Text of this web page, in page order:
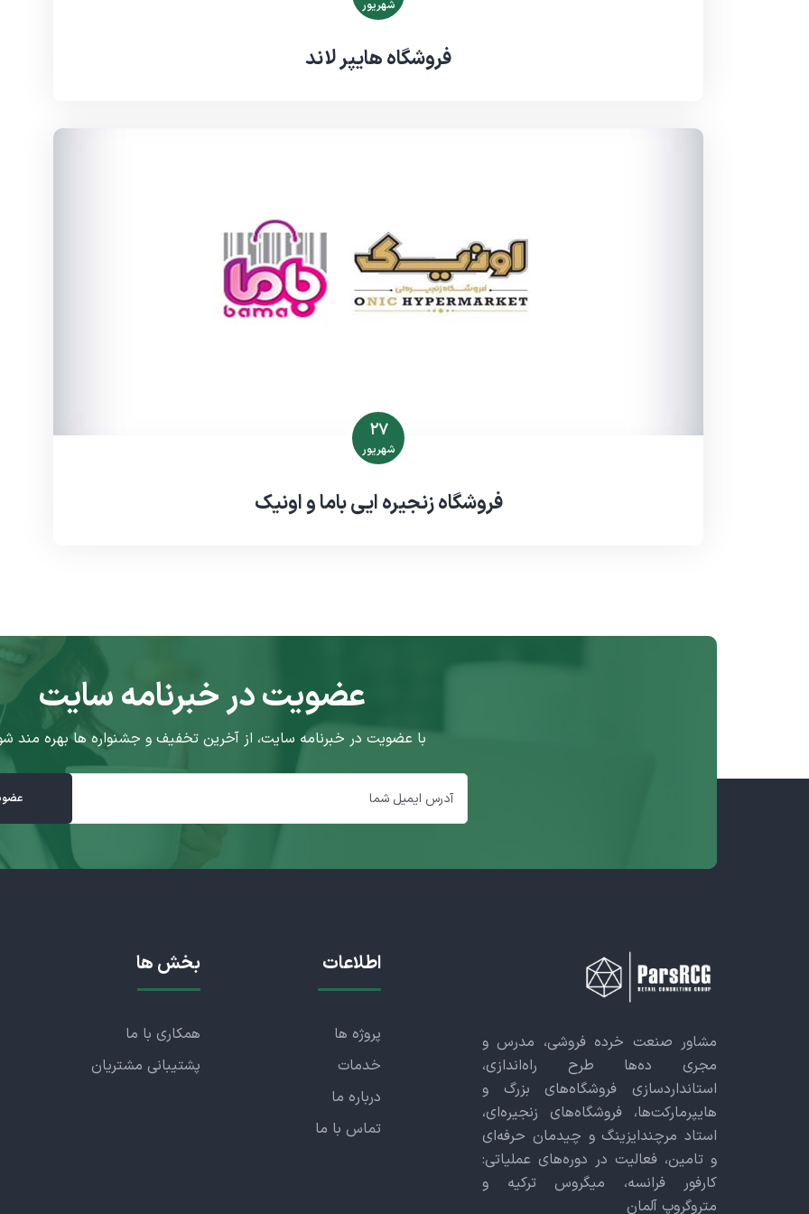
شهریور
فروشگاه هایپر لاند
۲۷
شهریور
فروشگاه زنجیره ایی باما و اونیک
عضویت در خبرنامه سایت
با عضویت در خبرنامه سایت، از آخرین تخفیف و جشنواره ها بهره مند
مشاور صنعت خرده فروشی، مدرس و
مجری ده‌ها طرح راه‌اندازی،
استانداردسازی فروشگاه‌های بزرگ و
هایپرمارکت‌ها، فروشگاه‌های زنجیره‌ای،
استاد مرچندایزینگ و چیدمان حرفه‌ای
و تامین، فعالیت در دوره‌های عملیاتی:
کارفور فرانسه، میگروس ترکیه و
متروگروپ آلمان
اطلاعات
پروژه ها
خدمات
درباره ما
تماس با ما
بخش ها
همکاری با ما
پشتیبانی مشتریان